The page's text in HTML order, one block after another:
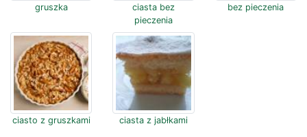
gruszka
ciasta bez
pieczenia
bez pieczenia
ciasto z gruszkami ciasta z jabłkami